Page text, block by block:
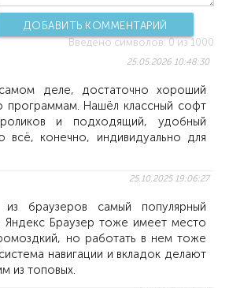
ДОБАВИТЬ КОММЕНТАРИЙ
Введено символов:0из 1000
25.05.2026 10:48:30
деле, достаточно хороший
программам. Нашёл классный софт
и подходящий, удобный
всё, конечно, индивидуально для
25.10.2025 19:06:27
из браузеров самый популярный
Браузер тоже имеет место
но работать в нем тоже
навигации и вкладок делают
из топовых.